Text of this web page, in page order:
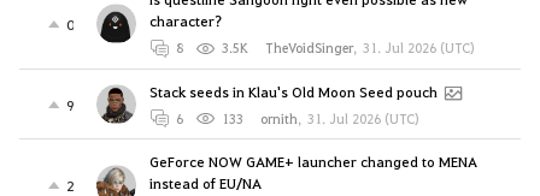
0
character?
8 3.5K TheVoidSinger, 31. Jul 2026 (UTC)
9
Stack seeds in Klau's Old Moon Seed pouch
6 133 ornith, 31. Jul 2026 (UTC)
2
GeForce NOW GAME+ launcher changed to MENA
instead of EU/NA